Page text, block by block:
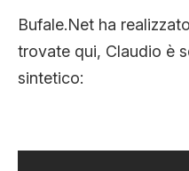
Bufale.Net ha
trovate qui, Claudio è
sintetico: